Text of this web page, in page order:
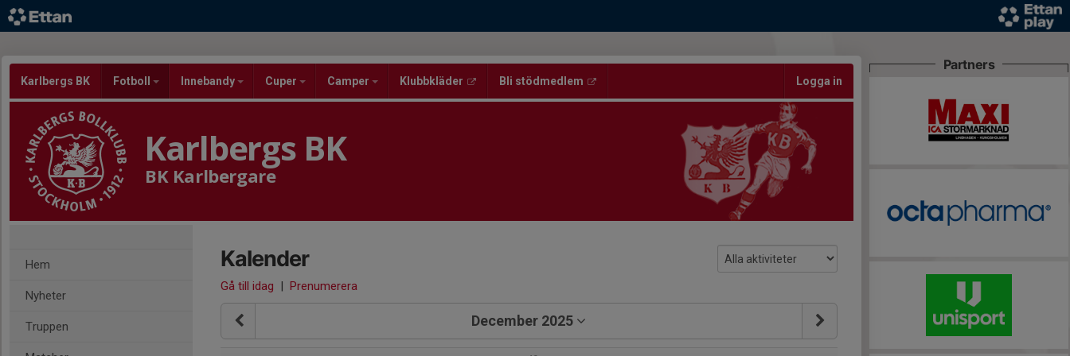
Karlbergs BK Fotboll Innebandy Cuper Camper Klubbkläder Bli stödmedlem Logga in
Karlbergs BK
BK Karlbergare
Hem
Nyheter
Truppen
Kalender
Gå till idag | Prenumerera
December 2025
Partners